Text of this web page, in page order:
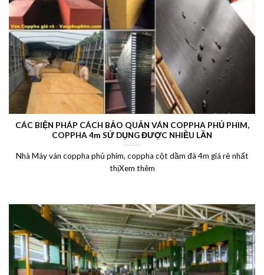
CÁC BIỆN PHÁP CÁCH BẢO QUẢN VÁN COPPHA PHỦ PHIM,
COPPHA 4m SỬ DỤNG ĐƯỢC NHIỀU LẦN
Nhà Máy ván coppha phủ phim, coppha cột dầm đà 4m giá rẻ nhất
thịXem thêm